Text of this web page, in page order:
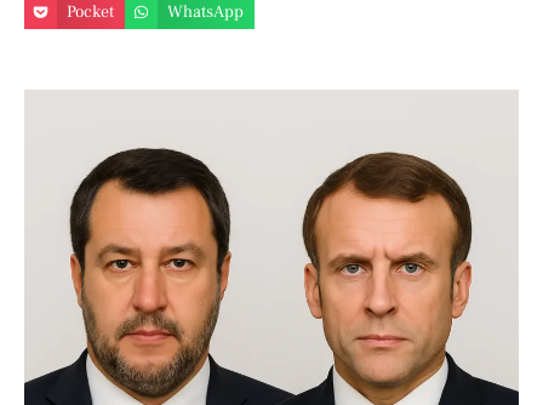
Pocket
WhatsApp